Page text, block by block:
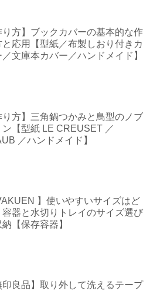
り方】ブックカバーの基本的な作
と応用【型紙／布製しおり付きカ
／文庫本カバー／ハンドメイド】
り方】三角鍋つかみと鳥型のノブ
ン【型紙 LE CREUSET ／
／ハンドメイド】
】使いやすいサイズはど
容器と水切りトレイのサイズ選び
納【保存容器】
印良品】取り外して洗えるテープ